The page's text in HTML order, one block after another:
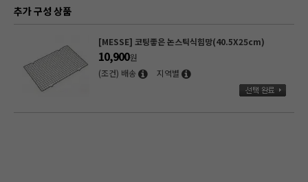
추가 구성 상품
철판이형제(115g/틀분리전용유/퓨라릭스)
(조건) 배송